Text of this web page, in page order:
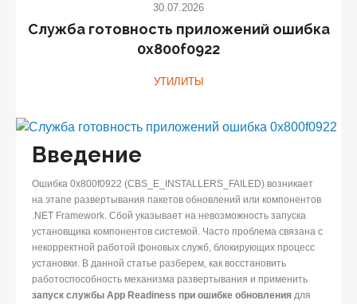
30.07.2026
Служба готовность приложений ошибка
0x800f0922
УТИЛИТЫ
Введение
Ошибка 0x800f0922 (CBS_E_INSTALLERS_FAILED) возникает
на этапе развертывания пакетов обновлений или компонентов
.NET Framework. Сбой указывает на невозможность запуска
установщика компонентов системой. Часто проблема связана с
некорректной работой фоновых служб, блокирующих процесс
установки. В данной статье разберем, как восстановить
работоспособность механизма развертывания и применить
запуск службы App Readiness при ошибке обновления для